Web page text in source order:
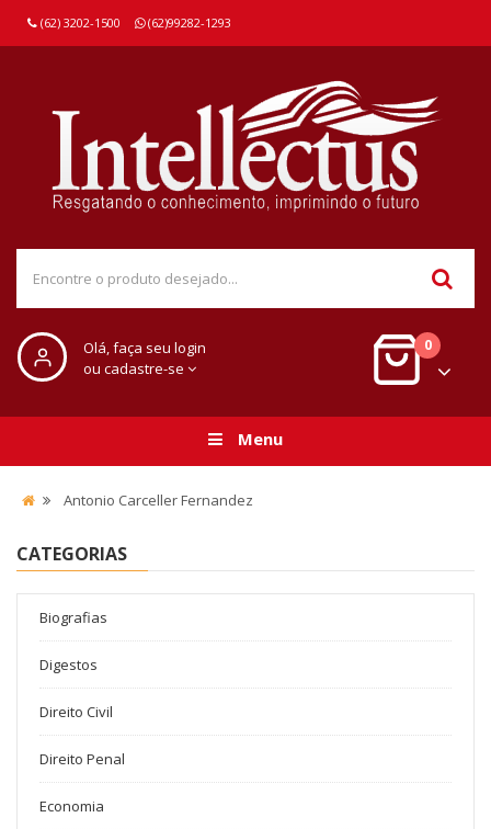
(62) 3202-1500 (62)99282-1293
Olá, faça seu login
ou cadastre-se
0
Menu
Antonio Carceller Fernandez
CATEGORIAS
Biografias
Digestos
Direito Civil
Direito Penal
Economia